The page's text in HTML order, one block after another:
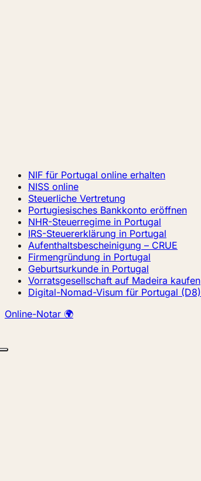
NIF für Portugal online erhalten
NISS online
Steuerliche Vertretung
Portugiesisches Bankkonto eröffnen
NHR-Steuerregime in Portugal
IRS-Steuererklärung in Portugal
Aufenthaltsbescheinigung – CRUE
Firmengründung in Portugal
Geburtsurkunde in Portugal
Vorratsgesellschaft auf Madeira kaufen
Digital-Nomad-Visum für Portugal (D8)
Online-Notar 🌍